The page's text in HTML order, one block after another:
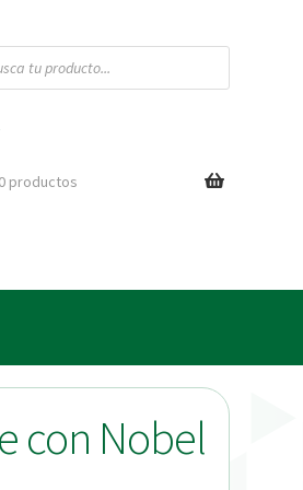
0 productos
con Nobel